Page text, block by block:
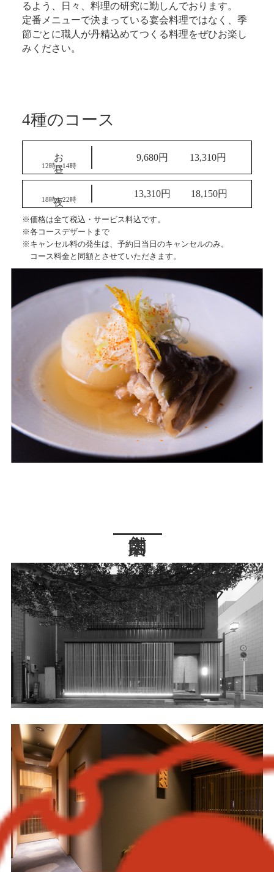
るよう、日々、料理の研究に勤しんでおります。
定番メニューで決まっている宴会料理ではなく、季
節ごとに職人が丹精込めてつくる料理をぜひお楽し
みください。
4種のコース
お昼
12時～14時
9,680円 13,310円
18時～22時
13,310円 18,150円
※価格は全て税込・サービス料込です。
※各コースデザートまで
※キャンセル料の発生は、予約日当日のキャンセルのみ。
コース料金と同額とさせていただきます。